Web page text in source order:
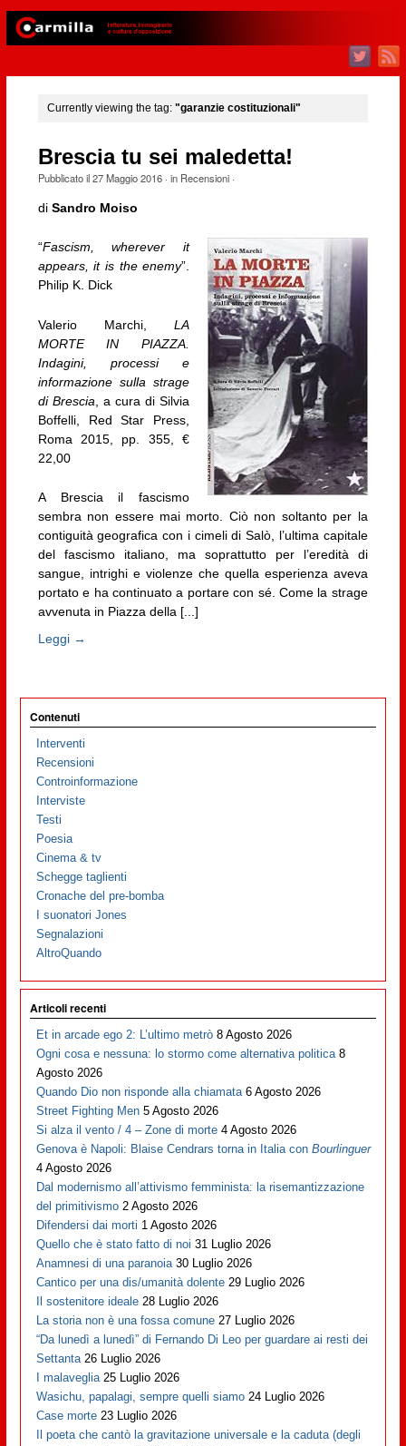
Currently viewing the tag: "garanzie costituzionali"
Brescia tu sei maledetta!
Pubblicato il27 Maggio 2016· in Recensioni·
di Sandro Moiso
“Fascism, wherever it
appears, it is the enemy”.
Philip K. Dick
Valerio Marchi,LA
MORTE IN PIAZZA.
Indagini, processi e
informazione sulla strage
di Brescia , a cura di Silvia
Boffelli, Red Star Press,
Roma 2015, pp. 355, €
22,00
A Brescia il fascismo
sembra non essere mai morto. Ciò non soltanto per la
contiguità geografica con i cimeli di Salò, l’ultima capitale
del fascismo italiano, ma soprattutto per l’eredità di
sangue, intrighi e violenze che quella esperienza aveva
portato e ha continuato a portare con sé. Come la strage
avvenuta in Piazza della [...]
Leggi →
Contenuti
Interventi
Recensioni
Controinformazione
Interviste
Testi
Poesia
Cinema & tv
Schegge taglienti
Cronache del pre-bomba
I suonatori Jones
Segnalazioni
AltroQuando
Articoli recenti
Et in arcade ego 2: L’ultimo metrò 8 Agosto 2026
Ogni cosa e nessuna: lo stormo come alternativa politica 8
Agosto 2026
Quando Dio non risponde alla chiamata 6 Agosto 2026
Street Fighting Men 5 Agosto 2026
Si alza il vento / 4 – Zone di morte 4 Agosto 2026
Genova è Napoli: Blaise Cendrars torna in Italia conBourlinguer
4 Agosto 2026
Dal modernismo all’attivismo femminista: la risemantizzazione
del primitivismo 2 Agosto 2026
Difendersi dai morti 1 Agosto 2026
Quello che è stato fatto di noi 31 Luglio 2026
Anamnesi di una paranoia 30 Luglio 2026
Cantico per una dis/umanità dolente 29 Luglio 2026
Il sostenitore ideale 28 Luglio 2026
La storia non è una fossa comune 27 Luglio 2026
“Da lunedì a lunedì” di Fernando Di Leo per guardare ai resti dei
Settanta 26 Luglio 2026
I malaveglia 25 Luglio 2026
Wasichu, papalagi, sempre quelli siamo 24 Luglio 2026
Case morte 23 Luglio 2026
Il poeta che cantò la gravitazione universale e la caduta (degli